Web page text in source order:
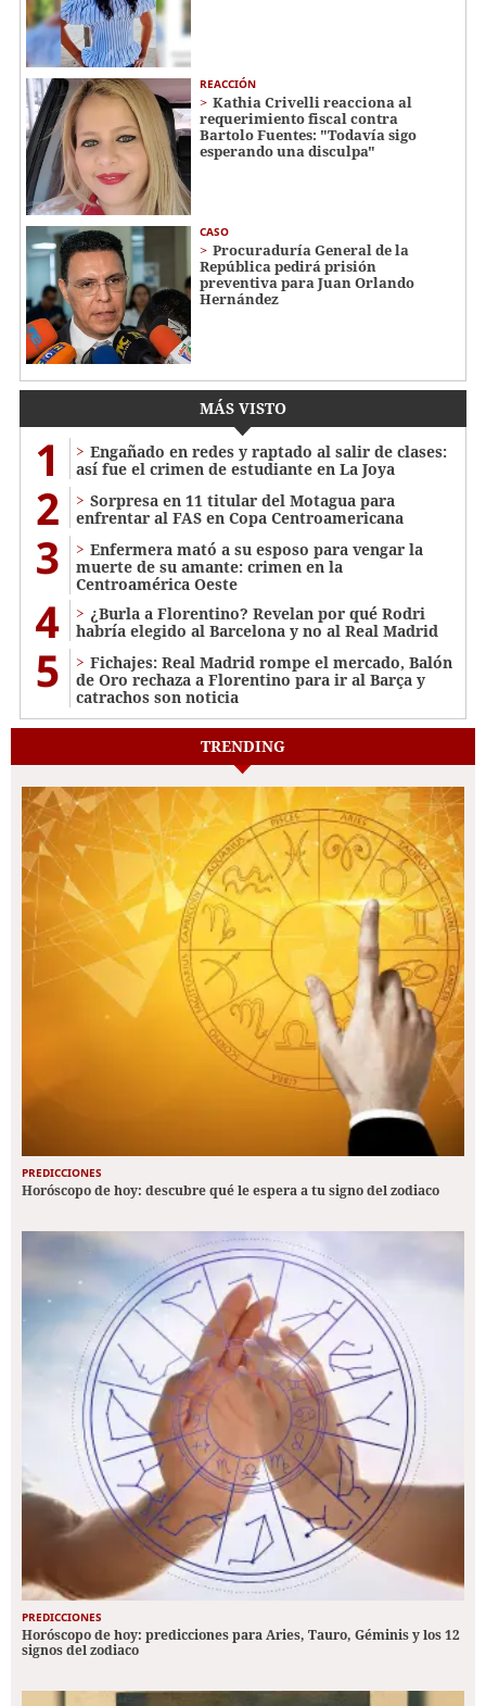
REACCIÓN
Kathia Crivelli reacciona al
requerimiento fiscal contra
Bartolo Fuentes: "Todavía sigo
esperando una disculpa"
CASO
Procuraduría General de la
República pedirá prisión
preventiva para Juan Orlando
Hernández
MÁS VISTO
1
Engañado en redes y raptado al salir de clases:
así fue el crimen de estudiante en La Joya
2
Sorpresa en 11 titular del Motagua para
enfrentar al FAS en Copa Centroamericana
3
Enfermera mató a su esposo para vengar la
muerte de su amante: crimen en la
Centroamérica Oeste
4
¿Burla a Florentino? Revelan por qué Rodri
habría elegido al Barcelona y no al Real Madrid
5
Fichajes: Real Madrid rompe el mercado, Balón
de Oro rechaza a Florentino para ir al Barça y
catrachos son noticia
TRENDING
PREDICCIONES
Horóscopo de hoy: descubre qué le espera a tu signo del zodiaco
PREDICCIONES
Horóscopo de hoy: predicciones para Aries, Tauro, Géminis y los 12
signos del zodiaco